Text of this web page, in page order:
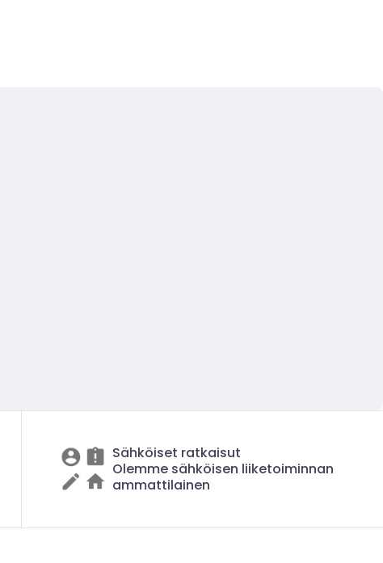
Sähköiset ratkaisut
Olemme sähköisen liiketoiminnan
ammattilainen